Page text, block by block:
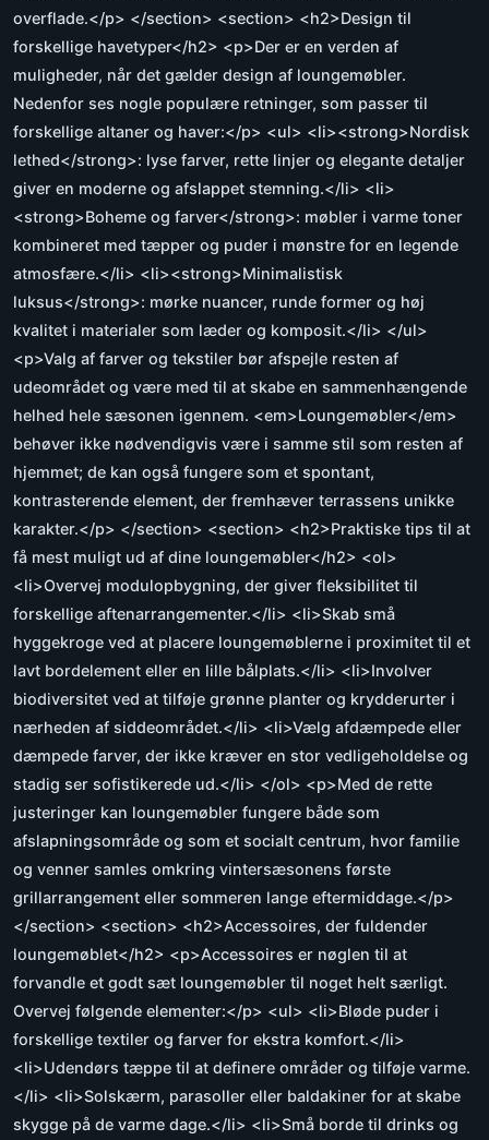
overflade.</p> </section> <section> <h2>Design til
forskellige havetyper</h2> <p>Der er en verden af
muligheder, når det gælder design af loungemøbler.
Nedenfor ses nogle populære retninger, som passer til
forskellige altaner og haver:</p> <ul> <li><strong>Nordisk
lethed</strong>: lyse farver, rette linjer og elegante detaljer
giver en moderne og afslappet stemning.</li> <li>
<strong>Boheme og farver</strong>: møbler i varme toner
kombineret med tæpper og puder i mønstre for en legende
atmosfære.</li> <li><strong>Minimalistisk
luksus</strong>: mørke nuancer, runde former og høj
kvalitet i materialer som læder og komposit.</li> </ul>
<p>Valg af farver og tekstiler bør afspejle resten af
udeområdet og være med til at skabe en sammenhængende
helhed hele sæsonen igennem. <em>Loungemøbler</em>
behøver ikke nødvendigvis være i samme stil som resten af
hjemmet; de kan også fungere som et spontant,
kontrasterende element, der fremhæver terrassens unikke
karakter.</p> </section> <section> <h2>Praktiske tips til at
få mest muligt ud af dine loungemøbler</h2> <ol>
<li>Overvej modulopbygning, der giver fleksibilitet til
forskellige aftenarrangementer.</li> <li>Skab små
hyggekroge ved at placere loungemøblerne i proximitet til et
lavt bordelement eller en lille bålplats.</li> <li>Involver
biodiversitet ved at tilføje grønne planter og krydderurter i
nærheden af siddeområdet.</li> <li>Vælg afdæmpede eller
dæmpede farver, der ikke kræver en stor vedligeholdelse og
stadig ser sofistikerede ud.</li> </ol> <p>Med de rette
justeringer kan loungemøbler fungere både som
afslapningsområde og som et socialt centrum, hvor familie
og venner samles omkring vintersæsonens første
grillarrangement eller sommeren lange eftermiddage.</p>
</section> <section> <h2>Accessoires, der fuldender
loungemøblet</h2> <p>Accessoires er nøglen til at
forvandle et godt sæt loungemøbler til noget helt særligt.
Overvej følgende elementer:</p> <ul> <li>Bløde puder i
forskellige textiler og farver for ekstra komfort.</li>
<li>Udendørs tæppe til at definere områder og tilføje varme.
</li> <li>Solskærm, parasoller eller baldakiner for at skabe
skygge på de varme dage.</li> <li>Små borde til drinks og